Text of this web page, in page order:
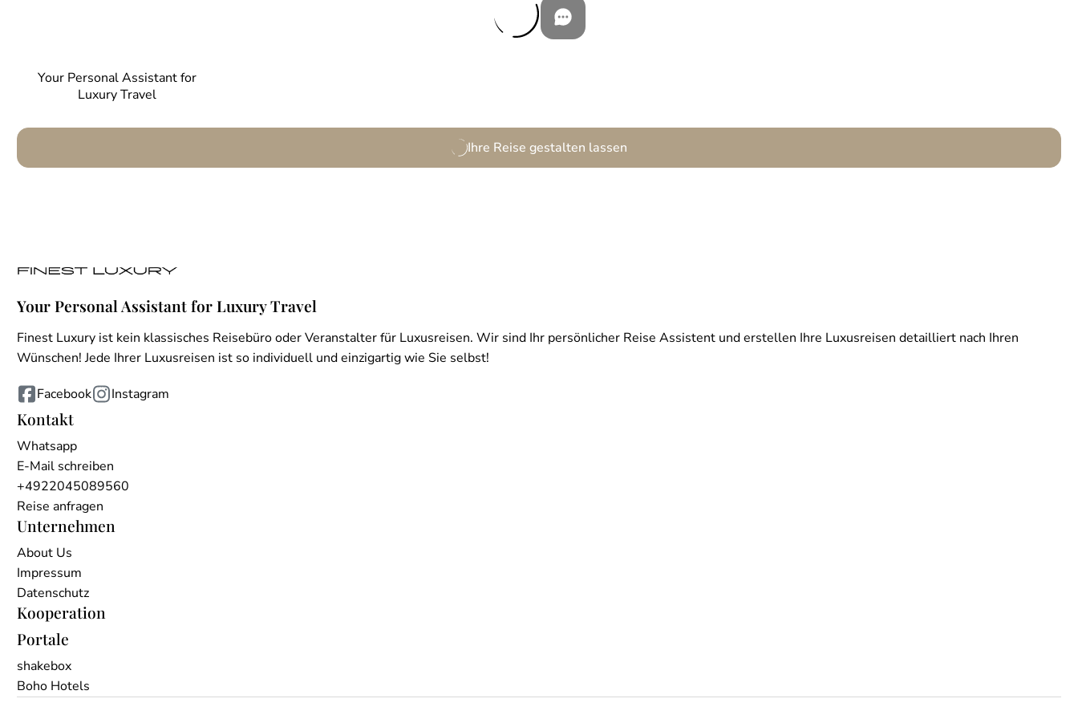
Your Personal Assistant for
Luxury Travel
Ihre Reise gestalten lassen
Your Personal Assistant for Luxury Travel
Finest Luxury ist kein klassisches Reisebüro oder Veranstalter für Luxusreisen. Wir sind Ihr persönlicher Reise Assistent und erstellen Ihre Luxusreisen detailliert nach Ihren
Wünschen! Jede Ihrer Luxusreisen ist so individuell und einzigartig wie Sie selbst!
Facebook Instagram
Kontakt
Whatsapp
E-Mail schreiben
+4922045089560
Reise anfragen
Unternehmen
About Us
Impressum
Datenschutz
Kooperation
Portale
shakebox
Boho Hotels